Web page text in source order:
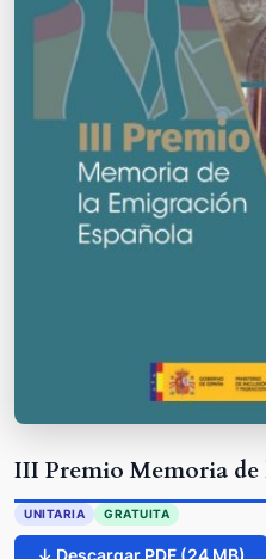
III Premio Memoria
UNITARIA GRATUITA